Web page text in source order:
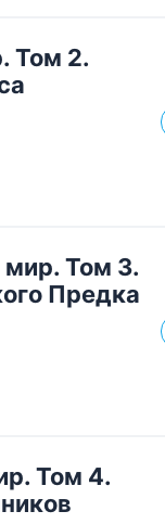
Том 2.
Том 3.
Предка
Том 4.